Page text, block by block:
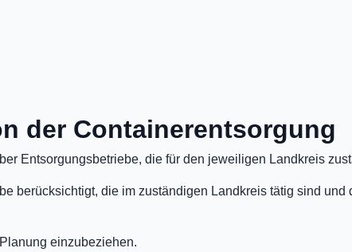
der Containerentsorgung
Entsorgungsbetriebe, die für den jeweiligen Landkreis
berücksichtigt, die im zuständigen Landkreis tätig sind
einzubeziehen.